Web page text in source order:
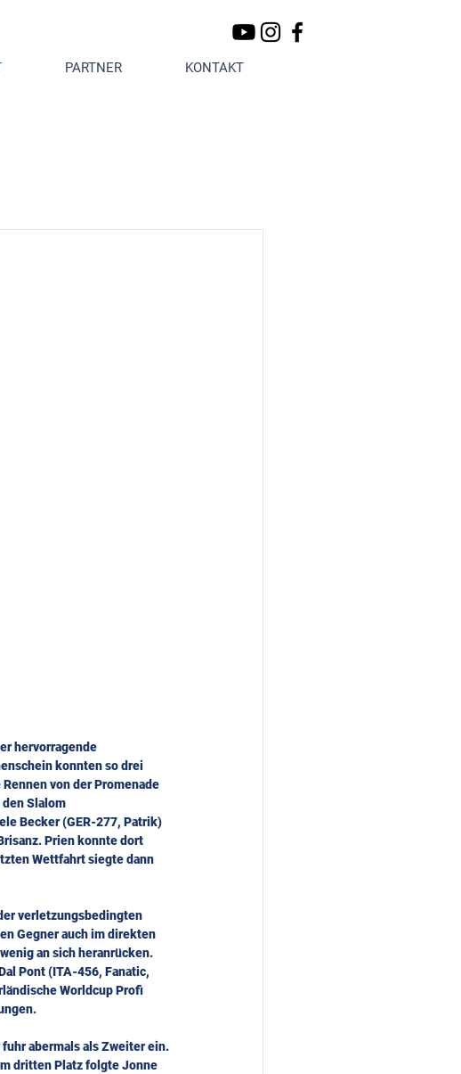
PARTNER KONTAKT
hervorragende
konnten so drei
von der Promenade
den Slalom
Becker (GER-277, Patrik)
Prien konnte dort
Wettfahrt siegte dann
verletzungsbedingten
Gegner auch im direkten
an sich heranrücken.
Pont (ITA-456, Fanatic,
Worldcup Profi
abermals als Zweiter ein.
dritten Platz folgte Jonne